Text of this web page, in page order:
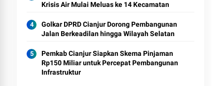
Krisis Air Mulai Meluas ke 14 Kecamatan
Golkar DPRD Cianjur Dorong Pembangunan
Jalan Berkeadilan hingga Wilayah Selatan
Pemkab Cianjur Siapkan Skema Pinjaman
Rp150 Miliar untuk Percepat Pembangunan
Infrastruktur